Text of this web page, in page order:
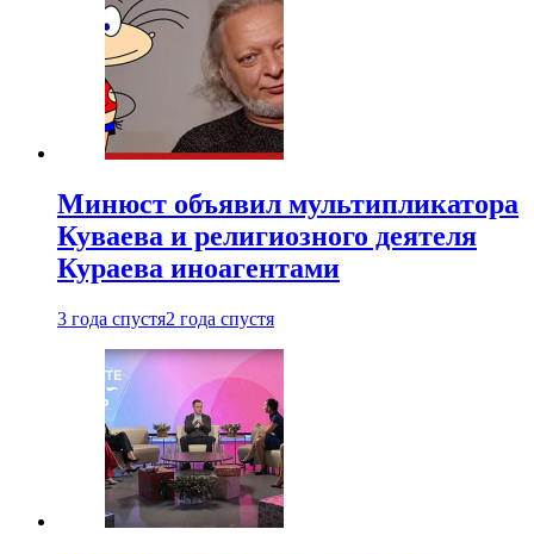
Минюст объявил мультипликатора
Куваева и религиозного деятеля
Кураева иноагентами
3 года спустя2 года спустя